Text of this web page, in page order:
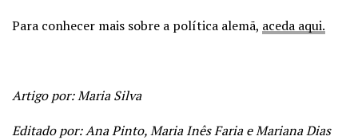
Para conhecer mais sobre a política alemã, aceda aqui.
Artigo por: Maria Silva
Editado por: Ana Pinto, Maria Inês Faria e Mariana Dias